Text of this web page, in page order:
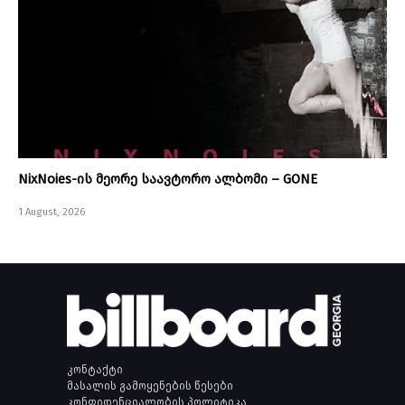
NixNoies-ის მეორე საავტორო ალბომი – GONE
1 August, 2026
კონტაქტი
მასალის გამოყენების წესები
კონფიდენციალობის პოლიტიკა